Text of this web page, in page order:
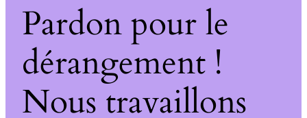
Pardon pour le
dérangement !
Nous travaillons